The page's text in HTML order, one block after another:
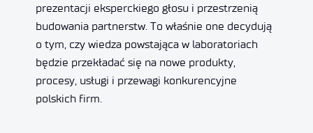
prezentacji eksperckiego głosu i przestrzenią
budowania partnerstw. To właśnie one decydują
o tym, czy wiedza powstająca w laboratoriach
będzie przekładać się na nowe produkty,
procesy, usługi i przewagi konkurencyjne
polskich firm.